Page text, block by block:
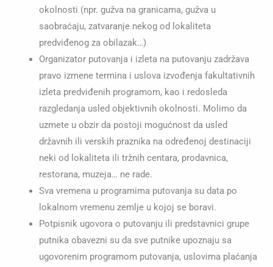
okolnosti (npr. gužva na granicama, gužva u
saobraćaju, zatvaranje nekog od lokaliteta
predviđenog za obilazak…)
Organizator putovanja i izleta na putovanju zadržava
pravo izmene termina i uslova izvođenja fakultativnih
izleta predviđenih programom, kao i redosleda
razgledanja usled objektivnih okolnosti. Molimo da
uzmete u obzir da postoji mogućnost da usled
državnih ili verskih praznika na određenoj destinaciji
neki od lokaliteta ili tržnih centara, prodavnica,
restorana, muzeja… ne rade.
Sva vremena u programima putovanja su data po
lokalnom vremenu zemlje u kojoj se boravi.
Potpisnik ugovora o putovanju ili predstavnici grupe
putnika obavezni su da sve putnike upoznaju sa
ugovorenim programom putovanja, uslovima plaćanja